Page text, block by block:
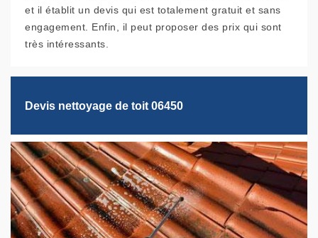
et il établit un devis qui est totalement gratuit et sans
engagement. Enfin, il peut proposer des prix qui sont
très intéressants.
Devis nettoyage de toit 06450